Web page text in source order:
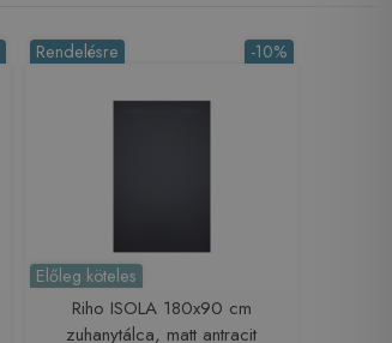
-10%
Rendelésre
Előleg köteles
Riho ISOLA 180x90 cm
zuhanytálca, matt antracit